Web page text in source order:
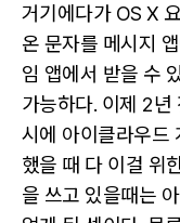
거기에다가 OS X
온 문자를 메시지
임 앱에서 받을 수
가능하다. 이제 2년
시에 아이클라우드
했을 때 다 이걸 위
을 쓰고 있을때는